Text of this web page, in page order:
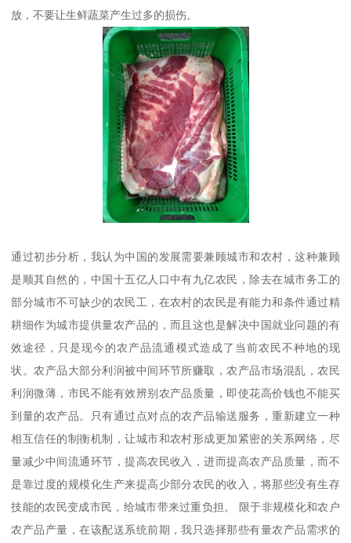
放，不要让生鲜蔬菜产生过多的损伤。
通过初步分析，我认为中国的发展需要兼顾城市和农村，这种兼顾
是顺其自然的，中国十五亿人口中有九亿农民，除去在城市务工的
部分城市不可缺少的农民工，在农村的农民是有能力和条件通过精
耕细作为城市提供量农产品的，而且这也是解决中国就业问题的有
效途径，只是现今的农产品流通模式造成了当前农民不种地的现
状。农产品大部分利润被中间环节所赚取，农产品市场混乱，农民
利润微薄，市民不能有效辨别农产品质量，即使花高价钱也不能买
到量的农产品。只有通过点对点的农产品输送服务，重新建立一种
相互信任的制衡机制，让城市和农村形成更加紧密的关系网络，尽
量减少中间流通环节，提高农民收入，进而提高农产品质量，而不
是靠过度的规模化生产来提高少部分农民的收入，将那些没有生存
技能的农民变成市民，给城市带来过重负担。 限于非规模化和农户
农产品产量，在该配送系统前期，我只选择那些有量农产品需求的